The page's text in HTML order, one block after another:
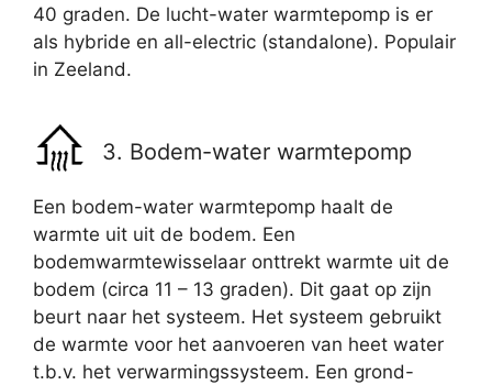
40 graden. De lucht-water warmtepomp is er
als hybride en all-electric (standalone). Populair
in Zeeland.
3. Bodem-water warmtepomp
Een bodem-water warmtepomp haalt de
warmte uit uit de bodem. Een
bodemwarmtewisselaar onttrekt warmte uit de
bodem (circa 11 – 13 graden). Dit gaat op zijn
beurt naar het systeem. Het systeem gebruikt
de warmte voor het aanvoeren van heet water
t.b.v. het verwarmingssysteem. Een grond-